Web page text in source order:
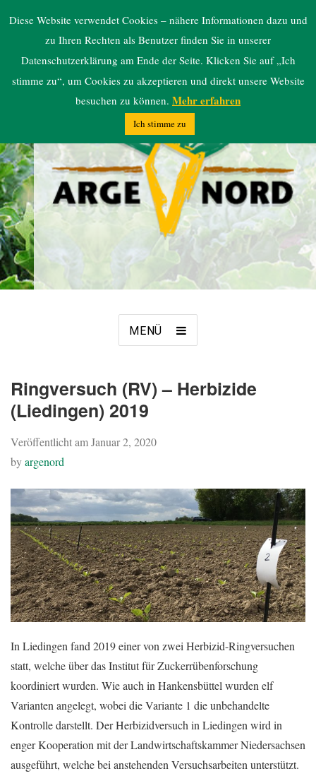
ARGE NORD
MENÜ
Ringversuch (RV) – Herbizide
(Liedingen) 2019
Veröffentlicht amJanuar 2, 2020
byargenord
In Liedingen fand 2019 einer von zwei Herbizid-Ringversuchen
statt, welche über das Institut für Zuckerrübenforschung
koordiniert wurden. Wie auch in Hankensbüttel wurden elf
Varianten angelegt, wobei die Variante 1 die unbehandelte
Kontrolle darstellt. Der Herbizidversuch in Liedingen wird in
enger Kooperation mit der Landwirtschaftskammer Niedersachsen
ausgeführt, welche bei anstehenden Versuchsarbeiten unterstützt.
Diese Website verwendet Cookies – nähere Informationen dazu und
zu Ihren Rechten als Benutzer finden Sie in unserer
Datenschutzerklärung am Ende der Seite. Klicken Sie auf „Ich
stimme zu“, um Cookies zu akzeptieren und direkt unsere Website
besuchen zu können. Mehr erfahren
Ich stimme zu